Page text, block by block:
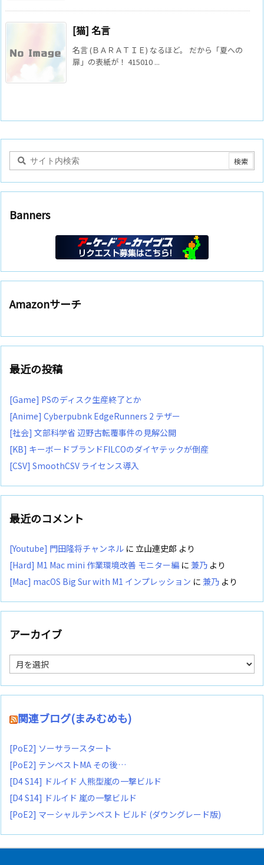
[猫] 名言
名言 (ＢＡＲＡＴＩＥ) なるほど。 だから「夏への
扉」の表紙が！ 415010 ...
Banners
Amazonサーチ
最近の投稿
[Game] PSのディスク生産終了とか
[Anime] Cyberpubnk EdgeRunners 2 テザー
[社会] 文部科学省 辺野古転覆事件の見解公開
[KB] キーボードブランドFILCOのダイヤテックが倒産
[CSV] SmoothCSV ライセンス導入
最近のコメント
[Youtube] 門田隆将チャンネル に 立山連史郎 より
[Hard] M1 Mac mini 作業環境改善 モニター編 に 兼乃 より
[Mac] macOS Big Sur with M1 インプレッション に 兼乃 より
アーカイブ
ア
ー
カ
イ
関連ブログ(まみむめも)
[PoE2] ソーサラースタート
[PoE2] テンペストMA その後…
[D4 S14] ドルイド 人熊型嵐の一撃ビルド
[D4 S14] ドルイド 嵐の一撃ビルド
[PoE2] マーシャルテンペスト ビルド (ダウングレード版)